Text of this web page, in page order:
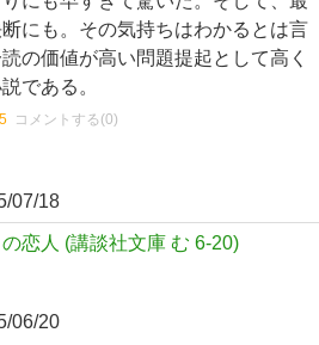
にも。その気持ちはわかるとは言
の価値が高い問題提起として高く
である。
コメントする(0)
07/18
恋人 (講談社文庫 む 6-20)
06/20